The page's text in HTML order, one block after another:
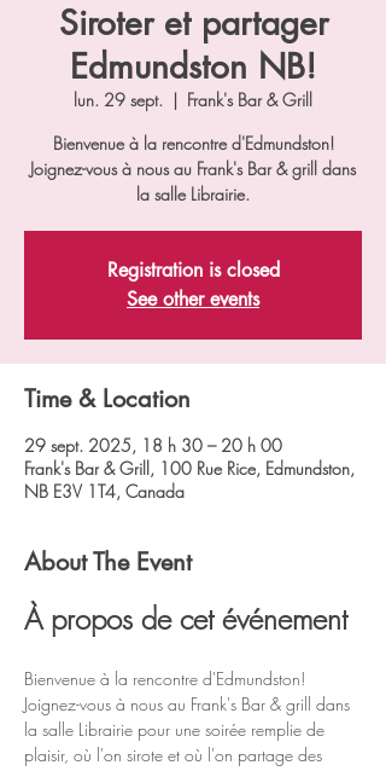
Siroter et partager
Edmundston NB!
lun. 29 sept.
  |
Frank's Bar & Grill
Bienvenue à la rencontre d'Edmundston!
Joignez-vous à nous au Frank's Bar & grill dans
Registration is closed
See other events
Time & Location
29 sept. 2025, 18 h 30 – 20 h 00
Frank's Bar & Grill, 100 Rue Rice, Edmundston,
NB E3V 1T4, Canada
About The Event
À propos de cet événement
Bienvenue à la rencontre d'Edmundston!
Joignez-vous à nous au Frank's Bar & grill dans
la salle Librairie pour une soirée remplie de
plaisir, où l'on sirote et où l'on partage des